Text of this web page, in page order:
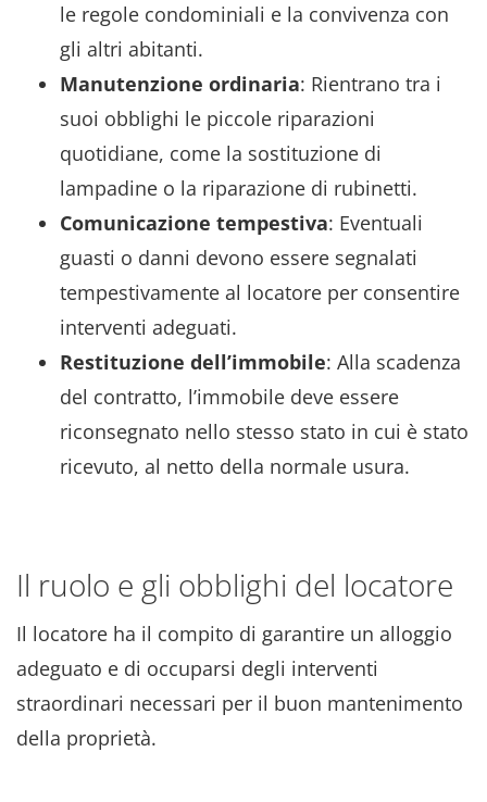
le regole condominiali e la convivenza con
gli altri abitanti.
Manutenzione ordinaria: Rientrano tra i
suoi obblighi le piccole riparazioni
quotidiane, come la sostituzione di
lampadine o la riparazione di rubinetti.
Comunicazione tempestiva: Eventuali
guasti o danni devono essere segnalati
tempestivamente al locatore per consentire
interventi adeguati.
Restituzione dell’immobile: Alla scadenza
del contratto, l’immobile deve essere
riconsegnato nello stesso stato in cui è stato
ricevuto, al netto della normale usura.
Il ruolo e gli obblighi del locatore
Il locatore ha il compito di garantire un alloggio
adeguato e di occuparsi degli interventi
straordinari necessari per il buon mantenimento
della proprietà.